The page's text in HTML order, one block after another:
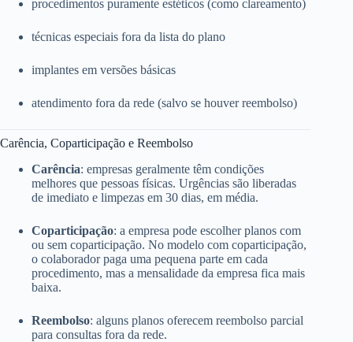
procedimentos puramente estéticos (como clareamento)
técnicas especiais fora da lista do plano
implantes em versões básicas
atendimento fora da rede (salvo se houver reembolso)
Carência, Coparticipação e Reembolso
Carência: empresas geralmente têm condições
melhores que pessoas físicas. Urgências são liberadas
de imediato e limpezas em 30 dias, em média.
Coparticipação: a empresa pode escolher planos com
ou sem coparticipação. No modelo com coparticipação,
o colaborador paga uma pequena parte em cada
procedimento, mas a mensalidade da empresa fica mais
baixa.
Reembolso: alguns planos oferecem reembolso parcial
para consultas fora da rede.